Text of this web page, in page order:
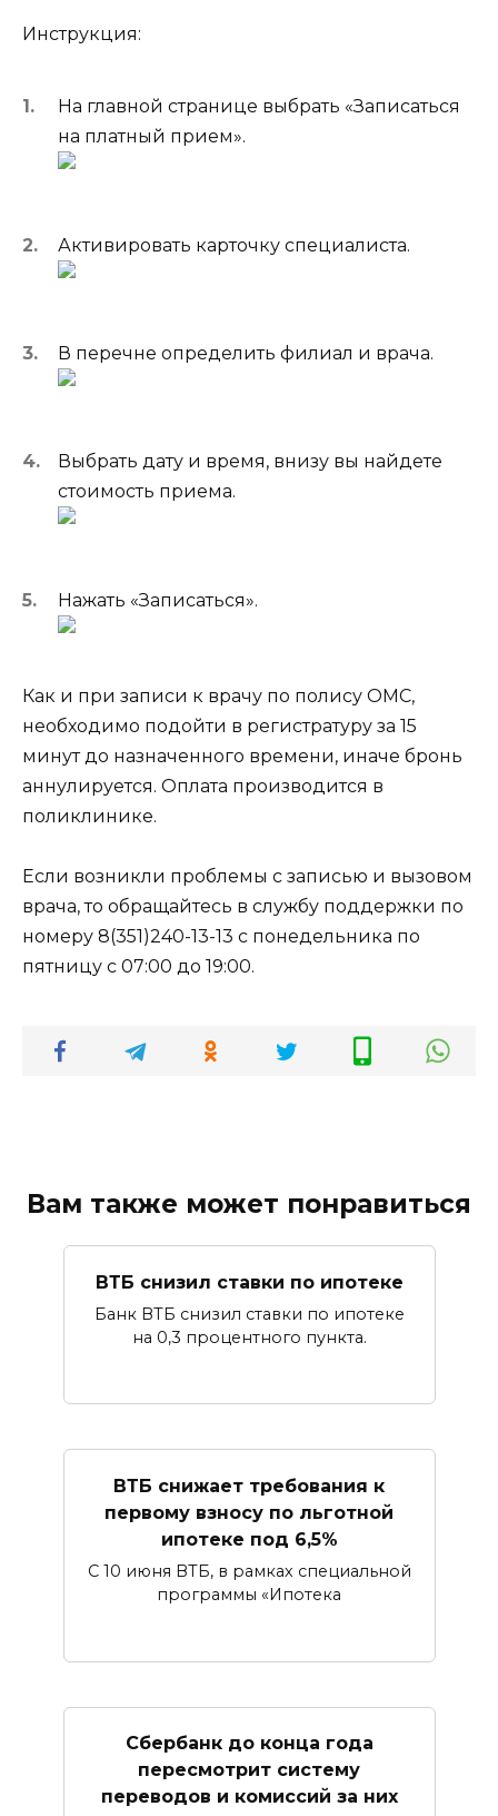
Инструкция:
На главной странице выбрать «Записаться
на платный прием».
Активировать карточку специалиста.
В перечне определить филиал и врача.
Выбрать дату и время, внизу вы найдете
стоимость приема.
Нажать «Записаться».
Как и при записи к врачу по полису ОМС,
необходимо подойти в регистратуру за 15
минут до назначенного времени, иначе бронь
аннулируется. Оплата производится в
поликлинике.
Если возникли проблемы с записью и вызовом
врача, то обращайтесь в службу поддержки по
номеру 8(351)240-13-13 с понедельника по
пятницу с 07:00 до 19:00.
Вам также может понравиться
ВТБ снизил ставки по ипотеке
Банк ВТБ снизил ставки по ипотеке
на 0,3 процентного пункта.
ВТБ снижает требования к
первому взносу по льготной
ипотеке под 6,5%
С 10 июня ВТБ, в рамках специальной
программы «Ипотека
Сбербанк​ до конца года
пересмотрит систему
переводов и комиссий за них